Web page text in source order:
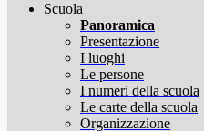
Scuola
Panoramica
Presentazione
I luoghi
Le persone
I numeri della scuola
Le carte della scuola
Organizzazione